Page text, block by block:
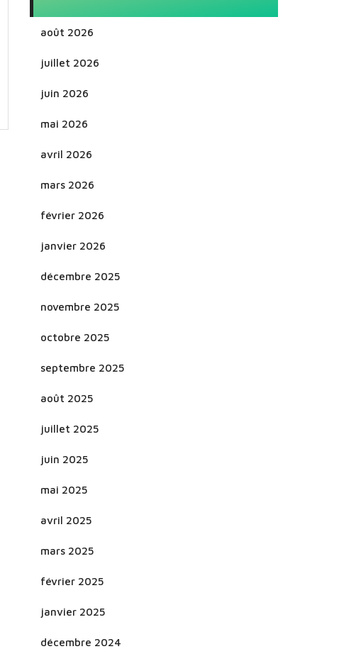
août 2026
juillet 2026
juin 2026
mai 2026
avril 2026
mars 2026
février 2026
janvier 2026
décembre 2025
novembre 2025
octobre 2025
septembre 2025
août 2025
juillet 2025
juin 2025
mai 2025
avril 2025
mars 2025
février 2025
janvier 2025
décembre 2024